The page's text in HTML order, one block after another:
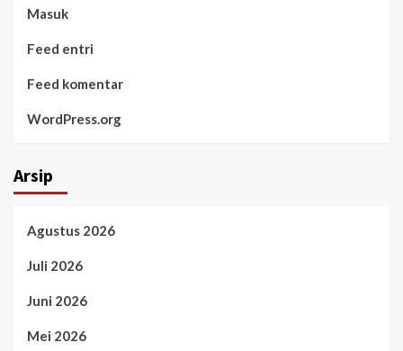
Masuk
Feed entri
Feed komentar
WordPress.org
Arsip
Agustus 2026
Juli 2026
Juni 2026
Mei 2026